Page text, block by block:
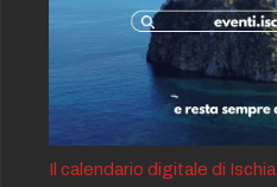
Il calendario digitale di